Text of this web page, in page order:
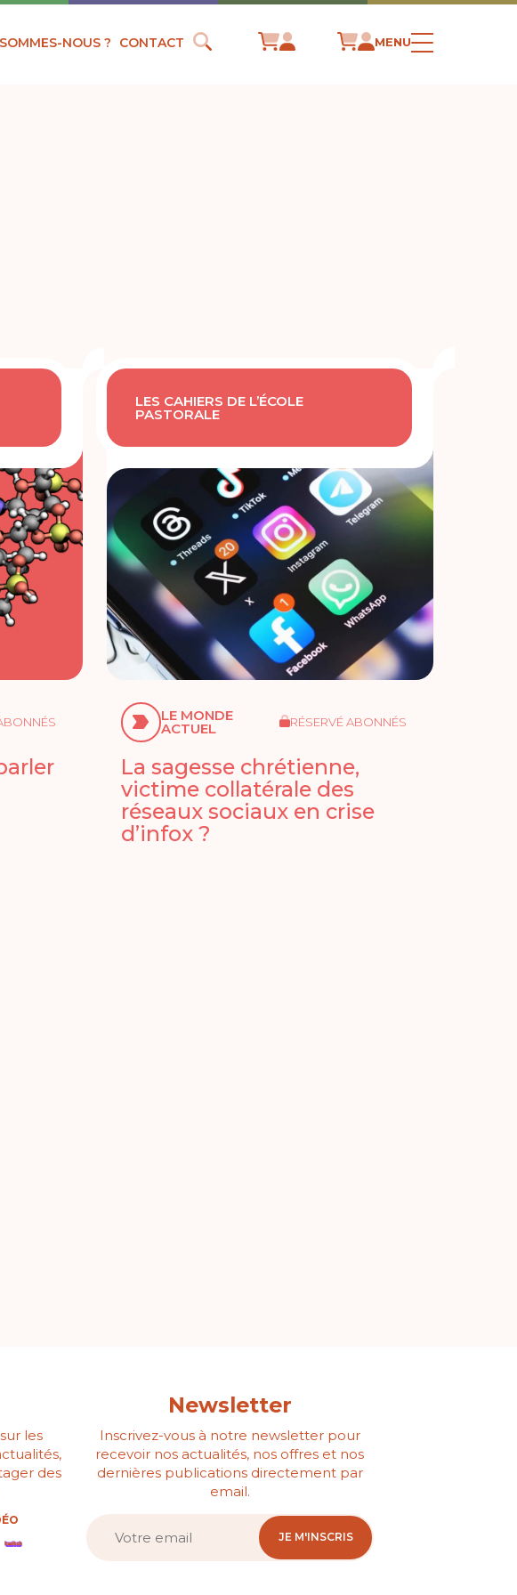
NOUS ? CONTACT MENU
LES CAHIERS DE L’ÉCOLE
PASTORALE
LE MONDE
ACTUEL RÉSERVÉ ABONNÉS
La sagesse chrétienne,
victime collatérale des
réseaux sociaux en crise
d’infox ?
les
des
Newsletter
Inscrivez-vous à notre newsletter pour
recevoir nos actualités, nos offres et nos
dernières publications directement par
email.
JE M'INSCRIS